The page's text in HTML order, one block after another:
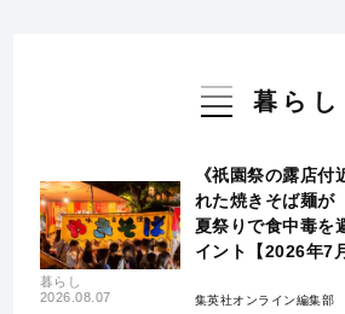
暮らし
暮らし
2026.08.07
《祇園祭の露店付
れた焼きそば麺が
夏祭りで食中毒を
イント【2026年7
集英社オンライン編集部